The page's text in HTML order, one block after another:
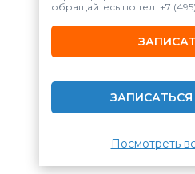
обращайтесь по тел. +7
ЗАПИСАТЬСЯ
Посмотреть